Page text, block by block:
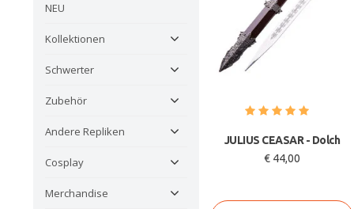
NEU
Kollektionen
Schwerter
Zubehör
Andere Repliken
Cosplay
Merchandise
JULIUS CEASAR - Dolch
€ 44,00